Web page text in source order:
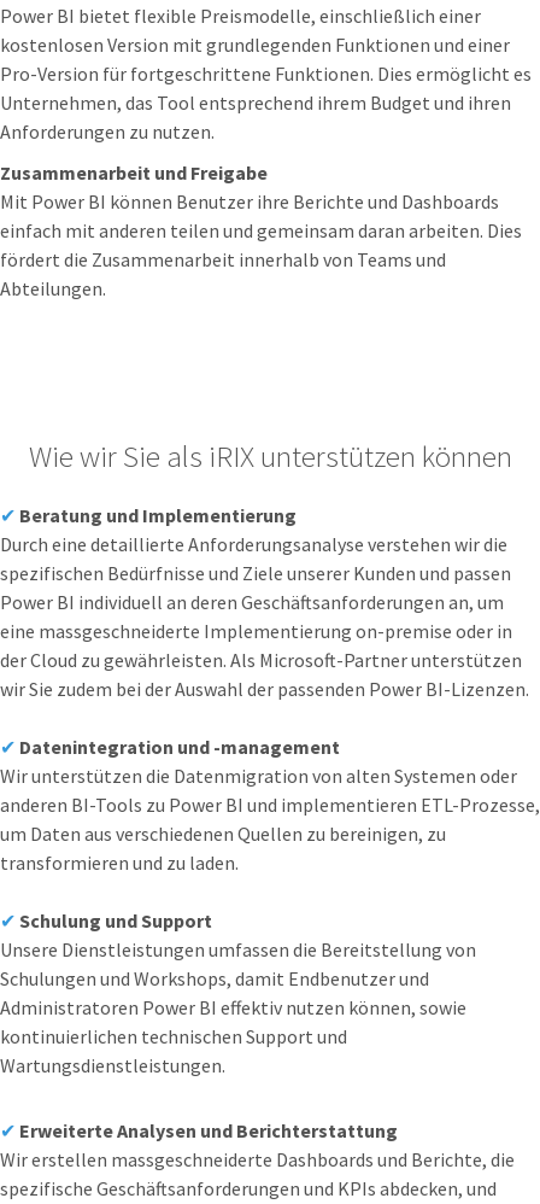
Power BI bietet flexible Preismodelle, einschließlich einer
kostenlosen Version mit grundlegenden Funktionen und einer
Pro-Version für fortgeschrittene Funktionen. Dies ermöglicht es
Unternehmen, das Tool entsprechend ihrem Budget und ihren
Anforderungen zu nutzen.
Zusammenarbeit und Freigabe
Mit Power BI können Benutzer ihre Berichte und Dashboards
einfach mit anderen teilen und gemeinsam daran arbeiten. Dies
fördert die Zusammenarbeit innerhalb von Teams und
Abteilungen.
Wie wir Sie als iRIX unterstützen können
✔ Beratung und Implementierung
Durch eine detaillierte Anforderungsanalyse verstehen wir die
spezifischen Bedürfnisse und Ziele unserer Kunden und passen
Power BI individuell an deren Geschäftsanforderungen an, um
eine massgeschneiderte Implementierung on-premise oder in
der Cloud zu gewährleisten. Als Microsoft-Partner unterstützen
wir Sie zudem bei der Auswahl der passenden Power BI-Lizenzen.
✔ Datenintegration und -management
Wir unterstützen die Datenmigration von alten Systemen oder
anderen BI-Tools zu Power BI und implementieren ETL-Prozesse,
um Daten aus verschiedenen Quellen zu bereinigen, zu
transformieren und zu laden.
✔ Schulung und Support
Unsere Dienstleistungen umfassen die Bereitstellung von
Schulungen und Workshops, damit Endbenutzer und
Administratoren Power BI effektiv nutzen können, sowie
kontinuierlichen technischen Support und
Wartungsdienstleistungen.
✔ Erweiterte Analysen und Berichterstattung
Wir erstellen massgeschneiderte Dashboards und Berichte, die
spezifische Geschäftsanforderungen und KPIs abdecken, und